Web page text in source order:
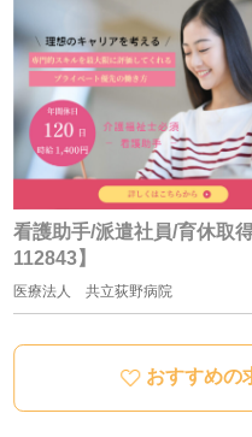
当社は、提供を受けた個人
いよう加工した統計データ
を特定できない統計データ
利用することができるもの
ご質問及びご苦情の窓口
当社における個人データの
に関しては下記の窓口にご
住所 愛知
おすすめの
看護助手/派遣社員/育休取
112843】
医療法人 共立荻野病院